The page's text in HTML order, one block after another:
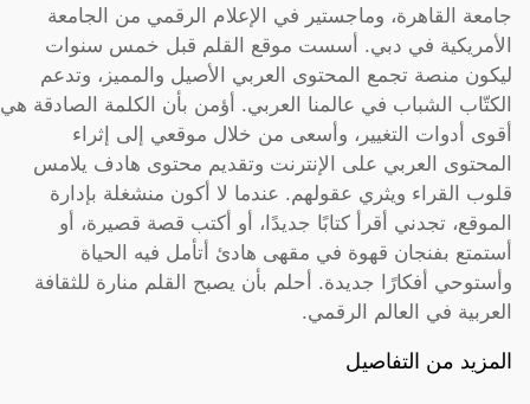
جامعة القاهرة، وماجستير في الإعلام الرقمي من الجامعة
الأمريكية في دبي. أسست موقع القلم قبل خمس سنوات
ليكون منصة تجمع المحتوى العربي الأصيل والمميز، وتدعم
الكتّاب الشباب في عالمنا العربي. أؤمن بأن الكلمة الصادقة هي
أقوى أدوات التغيير، وأسعى من خلال موقعي إلى إثراء
المحتوى العربي على الإنترنت وتقديم محتوى هادف يلامس
قلوب القراء ويثري عقولهم. عندما لا أكون منشغلة بإدارة
الموقع، تجدني أقرأ كتابًا جديدًا، أو أكتب قصة قصيرة، أو
أستمتع بفنجان قهوة في مقهى هادئ أتأمل فيه الحياة
وأستوحي أفكارًا جديدة. أحلم بأن يصبح القلم منارة للثقافة
العربية في العالم الرقمي.
المزيد من التفاصيل